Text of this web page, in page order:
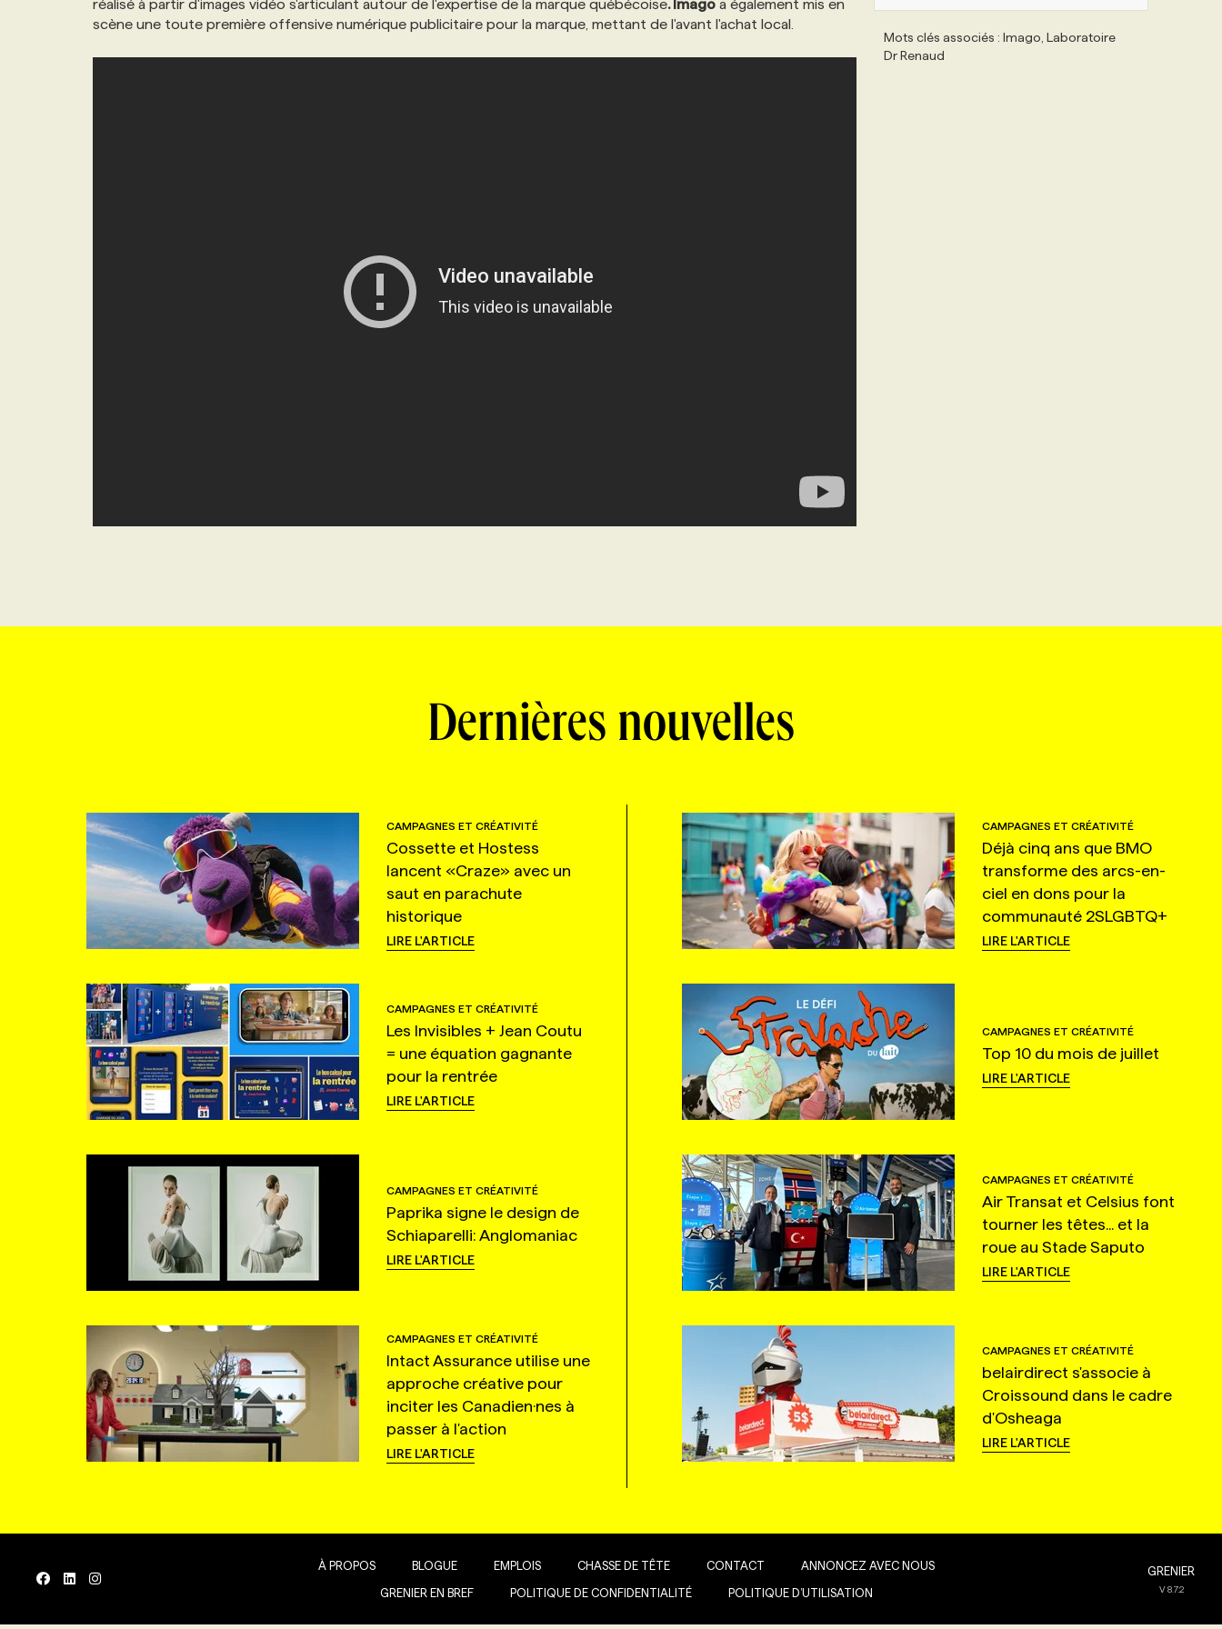
NOS TARIFS
ANNONCEZ AVEC NOUS
réalisé à partir d'images vidéo s'articulant autour de l'expertise de la marque québécoise. Imago a également mis en
scène une toute première offensive numérique publicitaire pour la marque, mettant de l'avant l'achat local.
Mots clés associés : Imago, Laboratoire
Dr Renaud
Dernières nouvelles
CAMPAGNES ET CRÉATIVITÉ
Cossette et Hostess
lancent «Craze» avec un
saut en parachute
historique
LIRE L'ARTICLE
CAMPAGNES ET CRÉATIVITÉ
Déjà cinq ans que BMO
transforme des arcs-en-
ciel en dons pour la
communauté 2SLGBTQ+
LIRE L'ARTICLE
CAMPAGNES ET CRÉATIVITÉ
Les Invisibles + Jean Coutu
= une équation gagnante
pour la rentrée
LIRE L'ARTICLE
CAMPAGNES ET CRÉATIVITÉ
Top 10 du mois de juillet
LIRE L'ARTICLE
CAMPAGNES ET CRÉATIVITÉ
Paprika signe le design de
Schiaparelli: Anglomaniac
LIRE L'ARTICLE
CAMPAGNES ET CRÉATIVITÉ
Air Transat et Celsius font
tourner les têtes... et la
roue au Stade Saputo
LIRE L'ARTICLE
CAMPAGNES ET CRÉATIVITÉ
Intact Assurance utilise une
approche créative pour
inciter les Canadien·nes à
passer à l'action
LIRE L'ARTICLE
CAMPAGNES ET CRÉATIVITÉ
belairdirect s'associe à
Croissound dans le cadre
d'Osheaga
LIRE L'ARTICLE
À PROPOS BLOGUE EMPLOIS CHASSE DE TÊTE CONTACT ANNONCEZ AVEC NOUS
GRENIER EN BREF POLITIQUE DE CONFIDENTIALITÉ POLITIQUE D’UTILISATION
GRENIER
V8.7.2